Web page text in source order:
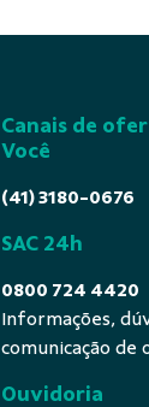
Canais de
Você
(41) 3180-0676
SAC 24h
0800 724 4420
Informações,
comunicação de
Ouvidoria